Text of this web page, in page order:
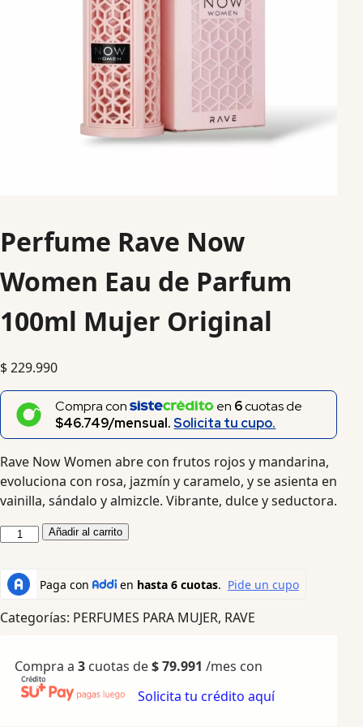
Perfume Rave Now
Women Eau de Parfum
100ml Mujer Original
$229.990
Compra con en 6cuotas de
$46.749/mensual.Solicita tu cupo.
Rave Now Women abre con frutos rojos y mandarina,
evoluciona con rosa, jazmín y caramelo, y se asienta en
vainilla, sándalo y almizcle. Vibrante, dulce y seductora.
Añadir al carrito
Categorías: PERFUMES PARA MUJER, RAVE
Compra a 3 cuotas de$79.991 /mes con
Solicita tu crédito aquí